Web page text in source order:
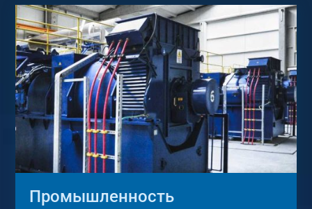
Промышленность